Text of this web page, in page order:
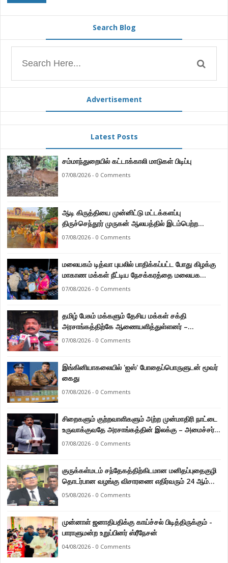
Search Blog
Advertisement
Latest Posts
சம்மாந்துறையில் கட்டாக்காலி மாடுகள் பிடிப்பு
07/08/2026 - 0 Comments
ஆடி கிருத்தியை முன்னிட்டு மட்டக்களப்பு
திருச்செந்தூர் முருகன் ஆலயத்தில் இடம்பெற்ற
பால்குட பவனி 1008 சங்கா ஆபிஷேக நிகழ்வு.
07/08/2026 - 0 Comments
மலையகம் டித்வா புயலில் பாதிக்கப்பட்ட போது கிழக்கு
மாகாண மக்கள் நீட்டிய நேசக்கரத்தை மலையக
மக்கள் ஒருபோதும் மறக்கமாட்டார்கள் : நுவரெலியா
07/08/2026 - 0 Comments
தமிழ் பேசும் மக்களும் தேசிய மக்கள் சக்தி
அரசாங்கத்திற்கே ஆணையளித்துள்ளனர் –
கடற்றொழில் அமைச்சர் இராமலிங்கம் சந்திரசேகர்
07/08/2026 - 0 Comments
இங்கினியாகலையில் 'ஐஸ்' போதைப்பொருளுடன் மூவர்
கைது
07/08/2026 - 0 Comments
சிறைகளும் குற்றவாளிகளும் அற்ற முன்மாதிரி நாட்டை
உருவாக்குவதே அரசாங்கத்தின் இலக்கு – அமைச்சர்
இராமலிங்கம் சந்திரசேகர்
07/08/2026 - 0 Comments
குருக்கள்மடம் சந்தேகத்திற்கிடமான மனிதப்புதைகுழி
தொடர்பான வழங்கு விசாரணை எதிர்வரும் 24 ஆம்
திகதிக்கு தவணையிடப்பட்டுள்ளது.
05/08/2026 - 0 Comments
முன்னாள் ஜனாதிபதிக்கு காய்ச்சல் பிடித்திருக்கும் -
பாராளுமன்ற உறுப்பினர் ஸ்ரீநேசன்
04/08/2026 - 0 Comments